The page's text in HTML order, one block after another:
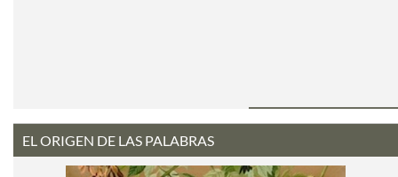
EL ORIGEN DE LAS PALABRAS